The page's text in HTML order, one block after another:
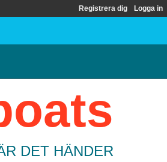
Registrera dig Logga in
DET HÄNDER